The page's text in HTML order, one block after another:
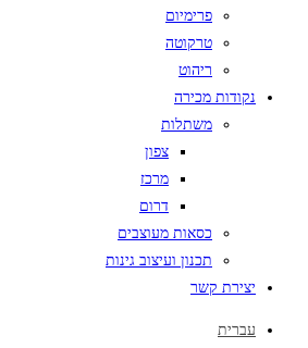
פרימיום
טרקוטה
ריהוט
נקודות מכירה
משתלות
צפון
מרכז
דרום
כסאות מעוצבים
תכנון ועיצוב גינות
יצירת קשר
עברית